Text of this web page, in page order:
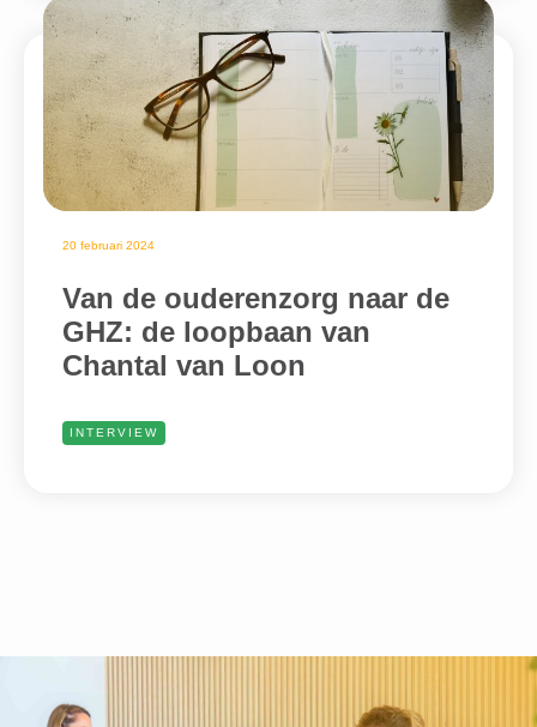
20 februari 2024
Van de ouderenzorg naar de
GHZ: de loopbaan van
Chantal van Loon
INTERVIEW